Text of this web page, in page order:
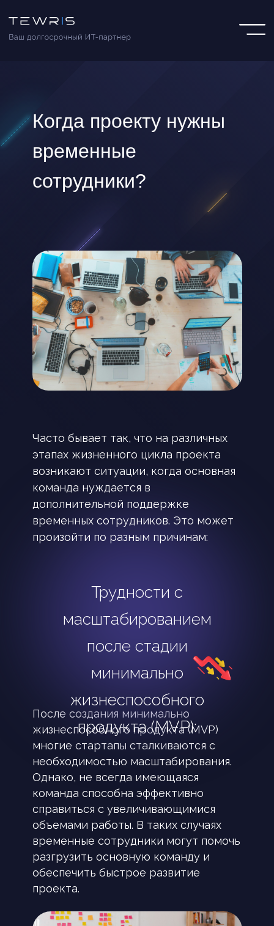
Когда проекту нужны
временные
сотрудники?
Часто бывает так, что на различных
этапах жизненного цикла проекта
возникают ситуации, когда основная
команда нуждается в
дополнительной поддержке
временных сотрудников. Это может
произойти по разным причинам:
Трудности с
масштабированием
после стадии
минимально
жизнеспособного
продукта (MVP):
После создания минимально
жизнеспособного продукта (MVP)
многие стартапы сталкиваются с
необходимостью масштабирования.
Однако, не всегда имеющаяся
команда способна эффективно
справиться с увеличивающимися
объемами работы. В таких случаях
временные сотрудники могут помочь
разгрузить основную команду и
обеспечить быстрое развитие
проекта.